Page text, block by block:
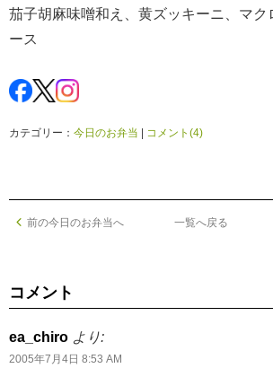
茄子胡麻味噌和え、黄ズッキーニ、マク
ース
カテゴリー： 今日のお弁当 コメント(4)
前の今日のお弁当へ 一覧へ戻る
コメント
ea_chiro より:
2005年7月4日 8:53 AM